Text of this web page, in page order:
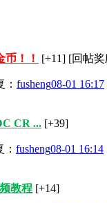
！！ [+11] [回帖奖
fusheng08-01 16:17
CR ... [+39]
fusheng08-01 16:14
教程 [+14]